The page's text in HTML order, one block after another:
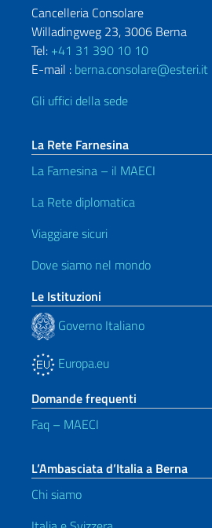
Cancelleria Consolare
Willadingweg 23, 3006 Berna
Tel: +41 31 390 10 10
E-mail : berna.consolare@esteri.it
Gli uffici della sede
La Rete Farnesina
La Farnesina – il MAECI
La Rete diplomatica
Viaggiare sicuri
Dove siamo nel mondo
Le Istituzioni
Governo Italiano
Europa.eu
Domande frequenti
Faq – MAECI
L’Ambasciata d’Italia a Berna
Chi siamo